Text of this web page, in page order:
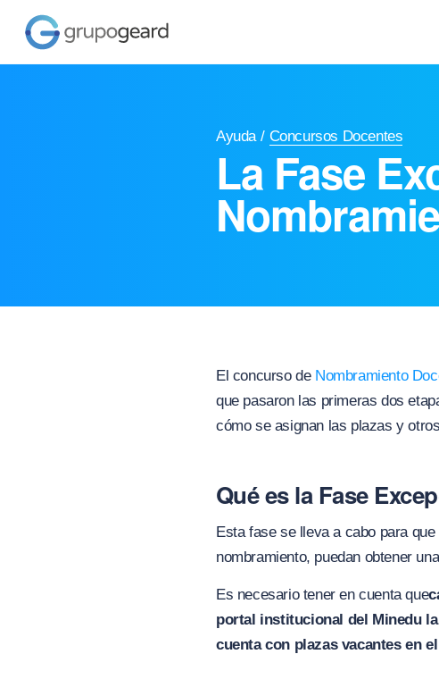
Ayuda / Concursos Docentes
La Fase
El concurso de Nombramiento
que pasaron las primeras dos
cómo se asignan las plazas y
Qué es la Fase
Esta fase se lleva a cabo para
nombramiento, puedan obtener
Es necesario tener en cuenta que
portal institucional del Minedu
cuenta con plazas vacantes en